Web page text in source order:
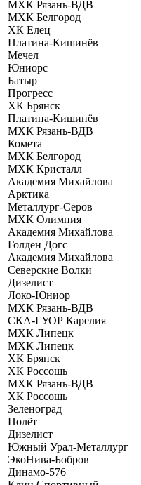
МХК Рязань-ВДВ
МХК Белгород
ХК Елец
Платина-Кишинёв
Мечел
Юниорс
Батыр
Прогресс
ХК Брянск
Платина-Кишинёв
МХК Рязань-ВДВ
Комета
МХК Белгород
МХК Кристалл
Академия Михайлова
Арктика
Металлург-Серов
МХК Олимпия
Академия Михайлова
Голден Догс
Академия Михайлова
Северские Волки
Дизелист
Локо-Юниор
МХК Рязань-ВДВ
СКА-ГУОР Карелия
МХК Липецк
МХК Липецк
ХК Брянск
ХК Россошь
МХК Рязань-ВДВ
ХК Россошь
Зеленоград
Полёт
Дизелист
Южный Урал-Металлург
ЭкоНива-Бобров
Динамо-576